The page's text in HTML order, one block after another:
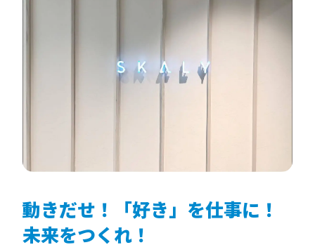
動きだせ！「好き」を仕事に！
未来をつくれ！